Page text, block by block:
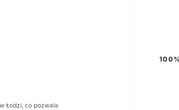
Łodzi, co pozwala